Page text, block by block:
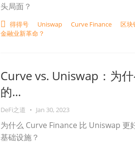
头局面？
得得号 Uniswap Curve Finance 区块
金融业新革命？
Curve vs. Uniswap：为
的...
DeFi之道 • Jan 30, 2023
为什么 Curve Finance 比 Uniswap 更
基础设施？